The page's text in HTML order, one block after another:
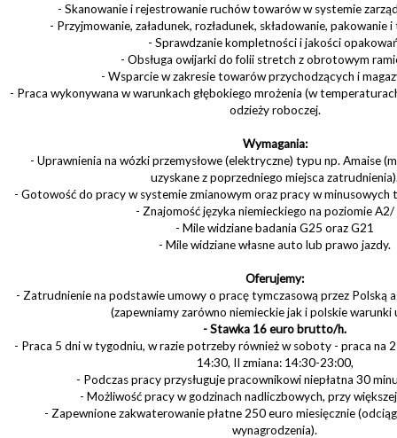
- Skanowanie i rejestrowanie ruchów towarów w systemie
- Przyjmowanie, załadunek, rozładunek, składowanie,
- Sprawdzanie kompletności i jakości
- Obsługa owijarki do folii stretch z obrotowym
- Wsparcie w zakresie towarów przychodzących i
- Praca wykonywana w warunkach głębokiego mrożenia (w
odzieży roboczej.
Wymagania:
- Uprawnienia na wózki przemysłowe (elektryczne) typu np. Amaise
uzyskane z poprzedniego miejsca
- Gotowość do pracy w systemie zmianowym oraz pracy w minusowych
- Znajomość języka niemieckiego na poziomie A2/
- Mile widziane badania G25 oraz G21
- Mile widziane własne auto lub prawo jazdy.
Oferujemy:
- Zatrudnienie na podstawie umowy o pracę tymczasową przez Polską
(zapewniamy zarówno niemieckie jak i polskie warunki
- Stawka 16 euro brutto/h.
- Praca 5 dni w tygodniu, w razie potrzeby również w soboty - praca na
14:30, II zmiana: 14:30-23:00,
- Podczas pracy przysługuje pracownikowi niepłatna 30
- Możliwość pracy w godzinach nadliczbowych, przy
- Zapewnione zakwaterowanie płatne 250 euro miesięcznie
wynagrodzenia).